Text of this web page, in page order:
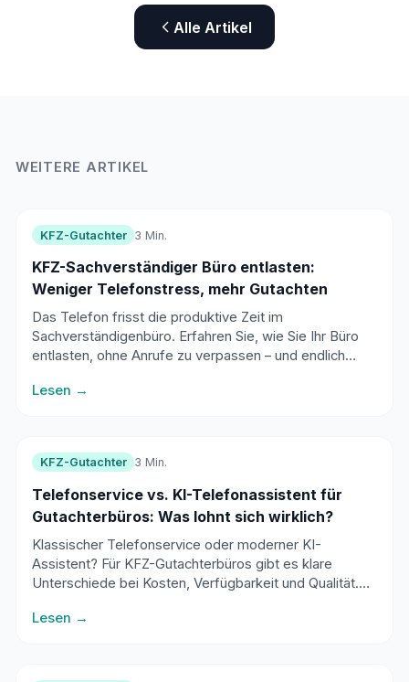
Alle Artikel
WEITERE ARTIKEL
KFZ-Gutachter 3 Min.
KFZ-Sachverständiger Büro entlasten:
Weniger Telefonstress, mehr Gutachten
Das Telefon frisst die produktive Zeit im
Sachverständigenbüro. Erfahren Sie, wie Sie Ihr Büro
entlasten, ohne Anrufe zu verpassen – und endlich
Lesen →
KFZ-Gutachter 3 Min.
Telefonservice vs. KI-Telefonassistent für
Gutachterbüros: Was lohnt sich wirklich?
Klassischer Telefonservice oder moderner KI-
Assistent? Für KFZ-Gutachterbüros gibt es klare
Unterschiede bei Kosten, Verfügbarkeit und Qualität.
Lesen →